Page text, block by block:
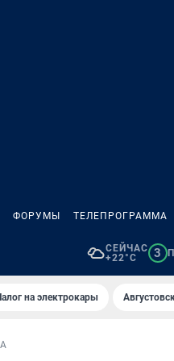
ФОРУМЫ ТЕЛЕПРОГРАММА
СЕЙЧАС
+22°C
3
на электрокары